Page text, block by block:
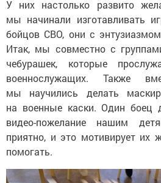
У них настолько развито
мы начинали изготавливать
бойцов СВО, они с
Итак, мы совместно с
чебурашек, которые
военнослужащих. Также
мы научились делать
на военные каски. Один боец
видео-пожелание нашим
приятно, и это мотивирует их
помогать.